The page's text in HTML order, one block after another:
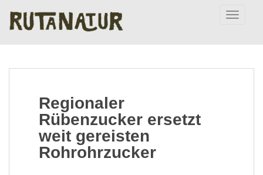
Regionaler
Rübenzucker ersetzt
weit gereisten
Rohrohrzucker